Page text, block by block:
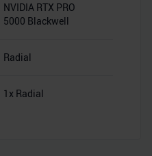
NVIDIA RTX PRO
5000 Blackwell
Radial
1x Radial